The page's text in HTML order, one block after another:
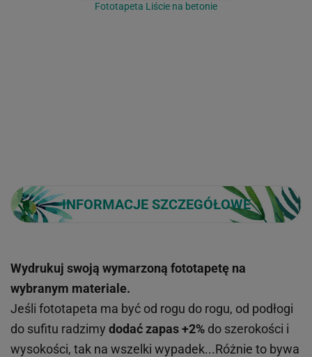
Fototapeta Liście na betonie
INFORMACJE SZCZEGÓŁOWE
Wydrukuj swoją wymarzoną fototapetę na
wybranym materiale.
Jeśli fototapeta ma być od rogu do rogu, od podłogi
do sufitu radzimy dodać zapas +2% do szerokości i
wysokości, tak na wszelki wypadek...Różnie to bywa